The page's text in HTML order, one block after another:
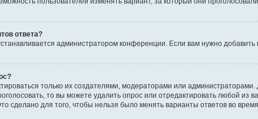
ответа?
администратором конференции. Если вам нужно
только их создателями, модераторами или
то вы можете удалить опрос или отредактировать любой
сделано для того, чтобы нельзя было менять варианты ответов во время